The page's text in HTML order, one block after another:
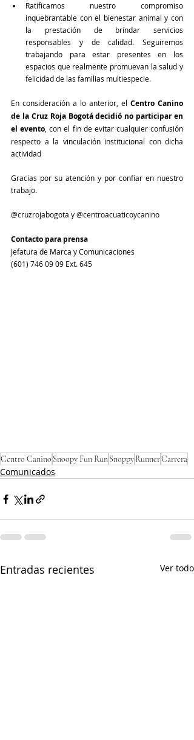
Ratificamos nuestro compromiso
inquebrantable con el bienestar animal y con
la prestación de brindar servicios
responsables y de calidad. Seguiremos
trabajando para estar presentes en los
espacios que realmente promuevan la salud y
felicidad de las familias multiespecie.
En consideración a lo anterior, el Centro Canino
de la Cruz Roja Bogotá decidió no participar en
el evento , con el fin de evitar cualquier confusión
respecto a la vinculación institucional con dicha
actividad
Gracias por su atención y por confiar en nuestro
trabajo.
@cruzrojabogota y @centroacuaticoycanino
Contacto para prensa
Jefatura de Marca y Comunicaciones
(601) 746 09 09 Ext. 645
Centro CaninoSnoopy Fun RunSnoppyRunnerCarrera
Comunicados
Entradas recientes Ver todo